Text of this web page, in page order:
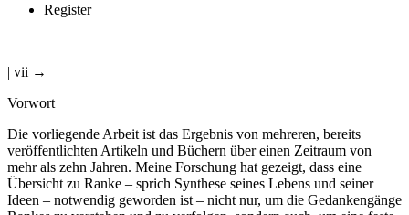
Register
| vii →
Vorwort
Die vorliegende Arbeit ist das Ergebnis von mehreren, bereits
veröffentlichten Artikeln und Büchern über einen Zeitraum von
mehr als zehn Jahren. Meine Forschung hat gezeigt, dass eine
Übersicht zu Ranke – sprich Synthese seines Lebens und seiner
Ideen – notwendig geworden ist – nicht nur, um die Gedankengänge